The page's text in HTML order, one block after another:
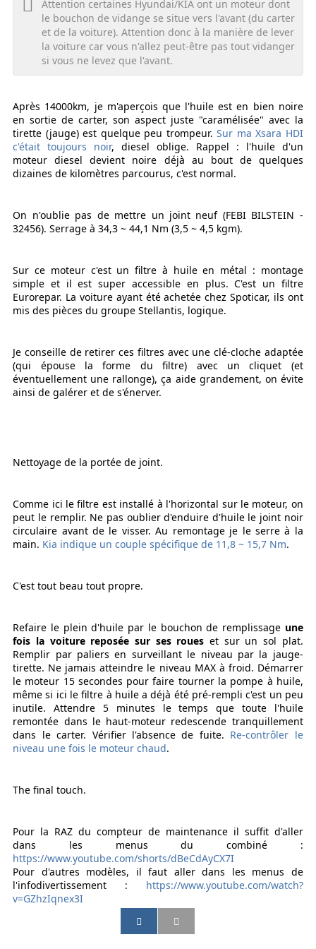
Attention certaines Hyundai/KIA ont un moteur dont
le bouchon de vidange se situe vers l'avant (du carter
et de la voiture). Attention donc à la manière de lever
la voiture car vous n'allez peut-être pas tout vidanger
si vous ne levez que l'avant.
Après 14000km, je m'aperçois que l'huile est en bien noire
en sortie de carter, son aspect juste "caramélisée" avec la
tirette (jauge) est quelque peu trompeur.Sur ma Xsara HDI
c'était toujours noir, diesel oblige. Rappel : l'huile d'un
moteur diesel devient noire déjà au bout de quelques
dizaines de kilomètres parcourus, c'est normal.
On n'oublie pas de mettre un joint neuf (FEBI BILSTEIN -
32456). Serrage à 34,3 ~ 44,1 Nm (3,5 ~ 4,5 kgm).
Sur ce moteur c'est un filtre à huile en métal : montage
simple et il est super accessible en plus. C'est un filtre
Eurorepar. La voiture ayant été achetée chez Spoticar, ils ont
mis des pièces du groupe Stellantis, logique.
Je conseille de retirer ces filtres avec une clé-cloche adaptée
(qui épouse la forme du filtre) avec un cliquet (et
éventuellement une rallonge), ça aide grandement, on évite
ainsi de galérer et de s'énerver.
Nettoyage de la portée de joint.
Comme ici le filtre est installé à l'horizontal sur le moteur, on
peut le remplir. Ne pas oublier d'enduire d'huile le joint noir
circulaire avant de le visser. Au remontage je le serre à la
main. Kia indique un couple spécifique de 11,8 ~ 15,7 Nm.
C'est tout beau tout propre.
Refaire le plein d'huile par le bouchon de remplissage une
fois la voiture reposée sur ses roues et sur un sol plat.
Remplir par paliers en surveillant le niveau par la jauge-
tirette. Ne jamais atteindre le niveau MAX à froid. Démarrer
le moteur 15 secondes pour faire tourner la pompe à huile,
même si ici le filtre à huile a déjà été pré-rempli c'est un peu
inutile. Attendre 5 minutes le temps que toute l'huile
remontée dans le haut-moteur redescende tranquillement
dans le carter. Vérifier l'absence de fuite. Re-contrôler le
niveau une fois le moteur chaud.
The final touch.
Pour la RAZ du compteur de maintenance il suffit d'aller
dans les menus du combiné :
https://www.youtube.com/shorts/dBeCdAyCX7I
Pour d'autres modèles, il faut aller dans les menus de
l'infodivertissement : https://www.youtube.com/watch?
v=GZhzIqnex3I
a
a
a
a